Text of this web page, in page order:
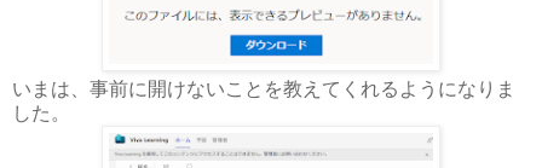
いまは、事前に開けないことを教えてくれるようになりま
した。